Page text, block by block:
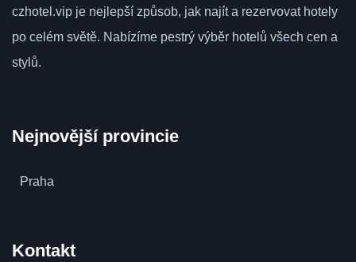
czhotel.vip je nejlepší způsob, jak najít a rezervovat hotely
po celém světě. Nabízíme pestrý výběr hotelů všech cen a
stylů.
Nejnovější provincie
Praha
Kontakt